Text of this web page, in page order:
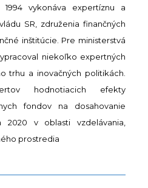
vykonáva expertíznu a
SR, združenia finančných
inštitúcie. Pre ministerstvá
niekoľko expertných
trhu a inovačných politikách.
hodnotiacich efekty
fondov na dosahovanie
2020 v oblasti vzdelávania,
prostredia